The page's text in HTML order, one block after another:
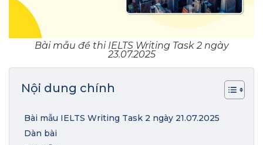
Bài mẫu đề thi IELTS Writing Task 2 ngày
23.07.2025
Nội dung chính
Bài mẫu IELTS Writing Task 2 ngày 21.07.2025
Dàn bài